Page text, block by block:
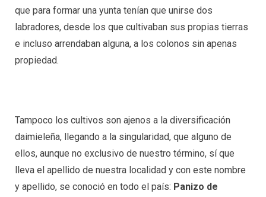
que para formar una yunta tenían que unirse dos
labradores, desde los que cultivaban sus propias tierras
e incluso arrendaban alguna, a los colonos sin apenas
propiedad.
Tampoco los cultivos son ajenos a la diversificación
daimieleña, llegando a la singularidad, que alguno de
ellos, aunque no exclusivo de nuestro término, sí que
lleva el apellido de nuestra localidad y con este nombre
y apellido, se conoció en todo el país: Panizo de